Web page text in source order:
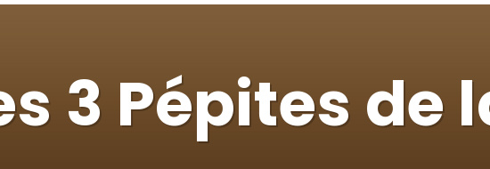
Il reste 49 places pour étudier en groupe sur Zoom
12 nouvelles musiques dans Torah-Box Music
3 personnes viennent de nous rejoindre sur WhatsApp